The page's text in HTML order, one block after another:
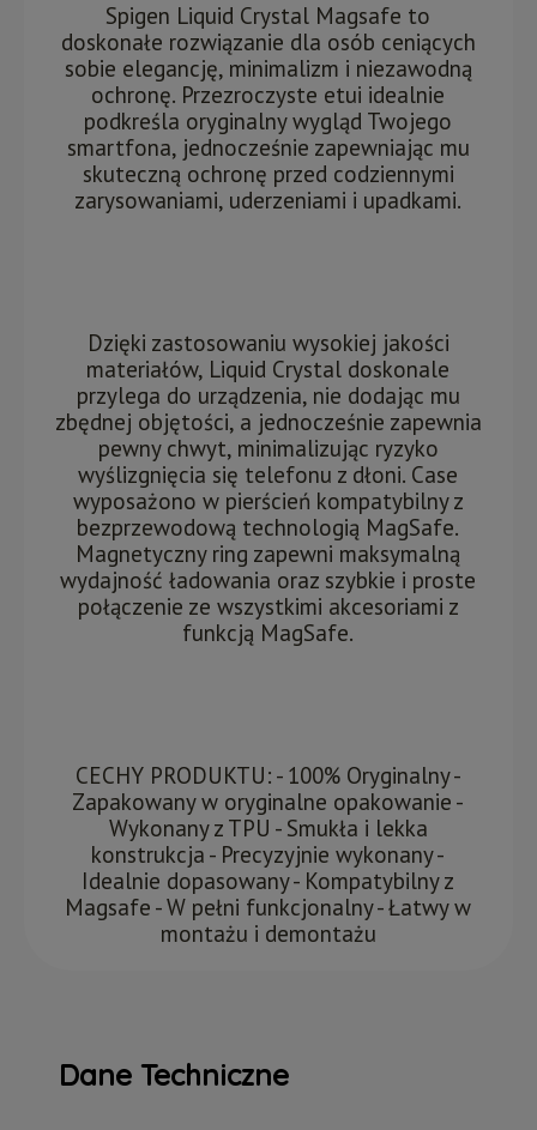
Spigen Liquid Crystal Magsafe to
doskonałe rozwiązanie dla osób ceniących
sobie elegancję, minimalizm i niezawodną
ochronę. Przezroczyste etui idealnie
podkreśla oryginalny wygląd Twojego
smartfona, jednocześnie zapewniając mu
skuteczną ochronę przed codziennymi
zarysowaniami, uderzeniami i upadkami.
Dzięki zastosowaniu wysokiej jakości
materiałów, Liquid Crystal doskonale
przylega do urządzenia, nie dodając mu
zbędnej objętości, a jednocześnie zapewnia
pewny chwyt, minimalizując ryzyko
wyślizgnięcia się telefonu z dłoni. Case
wyposażono w pierścień kompatybilny z
bezprzewodową technologią MagSafe.
Magnetyczny ring zapewni maksymalną
wydajność ładowania oraz szybkie i proste
połączenie ze wszystkimi akcesoriami z
funkcją MagSafe.
CECHY PRODUKTU: - 100% Oryginalny -
Zapakowany w oryginalne opakowanie -
Wykonany z TPU - Smukła i lekka
konstrukcja - Precyzyjnie wykonany -
Idealnie dopasowany - Kompatybilny z
Magsafe - W pełni funkcjonalny - Łatwy w
montażu i demontażu
Dane Techniczne